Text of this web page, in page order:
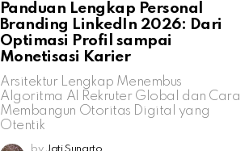
Panduan Lengkap Personal
Branding LinkedIn 2026: Dari
Optimasi Profil sampai
Monetisasi Karier
Arsitektur Lengkap Menembus
Algoritma AI Rekruter Global dan Cara
Membangun Otoritas Digital yang
Otentik